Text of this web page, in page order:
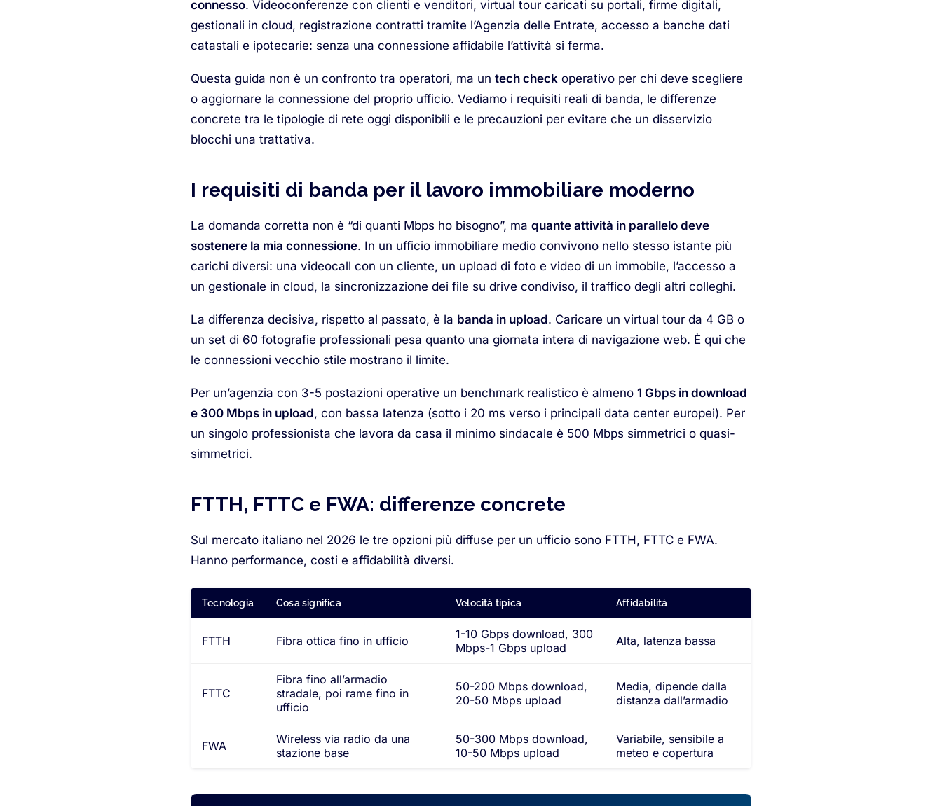
connesso. Videoconferenze con clienti e venditori, virtual tour caricati su portali, firme digitali,
gestionali in cloud, registrazione contratti tramite l’Agenzia delle Entrate, accesso a banche dati
catastali e ipotecarie: senza una connessione affidabile l’attività si ferma.
Questa guida non è un confronto tra operatori, ma un tech check operativo per chi deve scegliere
o aggiornare la connessione del proprio ufficio. Vediamo i requisiti reali di banda, le differenze
concrete tra le tipologie di rete oggi disponibili e le precauzioni per evitare che un disservizio
blocchi una trattativa.
I requisiti di banda per il lavoro immobiliare moderno
La domanda corretta non è “di quanti Mbps ho bisogno”, ma quante attività in parallelo deve
sostenere la mia connessione. In un ufficio immobiliare medio convivono nello stesso istante più
carichi diversi: una videocall con un cliente, un upload di foto e video di un immobile, l’accesso a
un gestionale in cloud, la sincronizzazione dei file su drive condiviso, il traffico degli altri colleghi.
La differenza decisiva, rispetto al passato, è la banda in upload. Caricare un virtual tour da 4 GB o
un set di 60 fotografie professionali pesa quanto una giornata intera di navigazione web. È qui che
le connessioni vecchio stile mostrano il limite.
Per un’agenzia con 3-5 postazioni operative un benchmark realistico è almeno 1 Gbps in download
e 300 Mbps in upload, con bassa latenza (sotto i 20 ms verso i principali data center europei). Per
un singolo professionista che lavora da casa il minimo sindacale è 500 Mbps simmetrici o quasi-
simmetrici.
FTTH, FTTC e FWA: differenze concrete
Sul mercato italiano nel 2026 le tre opzioni più diffuse per un ufficio sono FTTH, FTTC e FWA.
Hanno performance, costi e affidabilità diversi.
Tecnologia Cosa significa Velocità tipica Affidabilità
FTTH Fibra ottica fino in ufficio
1-10 Gbps download, 300
Mbps-1 Gbps upload
Alta, latenza bassa
FTTC
Fibra fino all’armadio
stradale, poi rame fino in
ufficio
50-200 Mbps download,
20-50 Mbps upload
Media, dipende dalla
distanza dall’armadio
FWA
Wireless via radio da una
stazione base
50-300 Mbps download,
10-50 Mbps upload
Variabile, sensibile a
meteo e copertura